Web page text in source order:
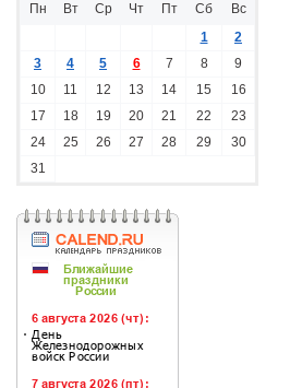
Пн Вт Ср Чт Пт Сб
Вс
1
2
3
4 5 6 7 8
9
10
11 12 13 14 15
16
17
18 19 20 21 22
23
24
25 26 27 28 29
30
31